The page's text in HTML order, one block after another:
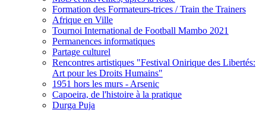
Formation des Formateurs-trices / Train the Trainers
Afrique en Ville
Tournoi International de Football Mambo 2021
Permanences informatiques
Partage culturel
Rencontres artistiques "Festival Onirique des Libertés:
Art pour les Droits Humains"
1951 hors les murs - Arsenic
Capoeira, de l'histoire à la pratique
Durga Puja